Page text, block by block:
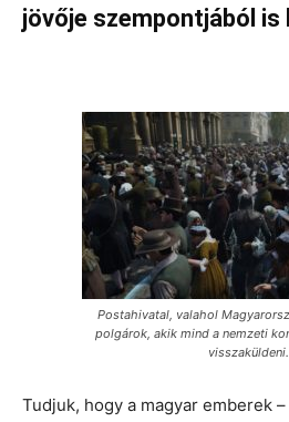
jövője szempontjából
Postahivatal, valahol
polgárok, akik mind a nemzeti
visszaküldeni.
Tudjuk, hogy a magyar emberek